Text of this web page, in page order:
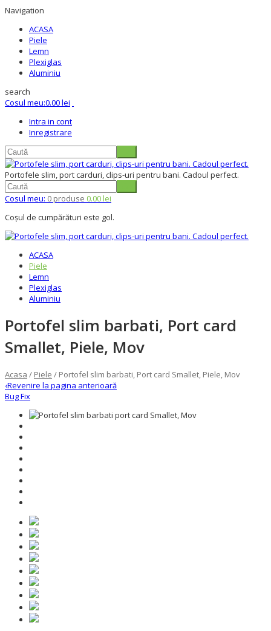
Navigation
ACASA
Piele
Lemn
Plexiglas
Aluminiu
search
Cosul meu:0.00 lei
Intra in cont
Inregistrare
Portofele slim, port carduri, clips-uri pentru bani. Cadoul perfect.
Cosul meu: 0 produse 0.00 lei
Coșul de cumpărături este gol.
ACASA
Piele
Lemn
Plexiglas
Aluminiu
Portofel slim barbati, Port card
Smallet, Piele, Mov
Acasa / Piele / Portofel slim barbati, Port card Smallet, Piele, Mov
‹Revenire la pagina anterioară
Bug Fix